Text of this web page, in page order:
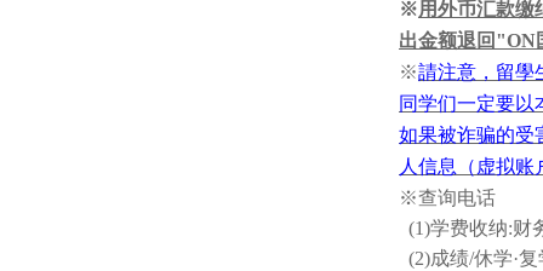
※用外币汇款缴
出金额退回 "ON
※請注意 ， 留學
同学们一定要以
如果被诈骗的受
人信息 （虚拟账
※查询电话
(1)学费收纳:财
(2)成绩/休学·复